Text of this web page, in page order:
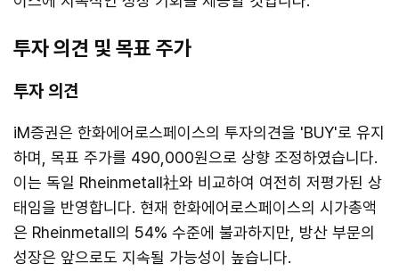
투자 의견 및 목표 주가
투자 의견
iM증권은 한화에어로스페이스의 투자의견을 'BUY'로 유지
하며, 목표 주가를 490,000원으로 상향 조정하였습니다.
이는 독일 Rheinmetall社와 비교하여 여전히 저평가된 상
태임을 반영합니다. 현재 한화에어로스페이스의 시가총액
은 Rheinmetall의 54% 수준에 불과하지만, 방산 부문의
성장은 앞으로도 지속될 가능성이 높습니다.